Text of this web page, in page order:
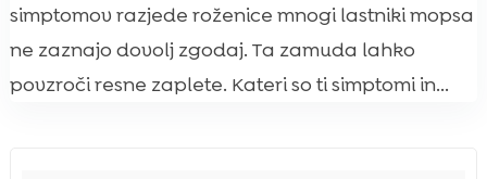
simptomov razjede roženice mnogi lastniki mopsa
ne zaznajo dovolj zgodaj. Ta zamuda lahko
povzroči resne zaplete. Kateri so ti simptomi in...